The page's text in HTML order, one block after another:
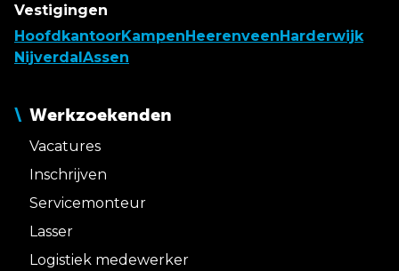
Vestigingen
HoofdkantoorKampen Heerenveen Harderwijk
Nijverdal Assen
Werkzoekenden
Vacatures
Inschrijven
Servicemonteur
Lasser
Logistiek medewerker